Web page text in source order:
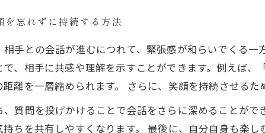
を忘れずに持続する方法
手との会話が進むにつれて、緊張感が和らいでくる
、相手に共感や理解を示すことができます。例えば
離を一層縮められます。 さらに、笑顔を持続させるた
質問を投げかけることで会話をさらに深めることが
ちを共有しやすくなります。 最後に、自分自身も楽